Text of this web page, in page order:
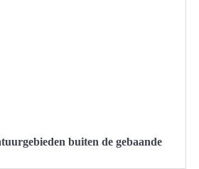
buiten de gebaande